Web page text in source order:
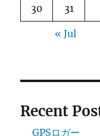
30 31
« Jul
Recent
GPSロガー